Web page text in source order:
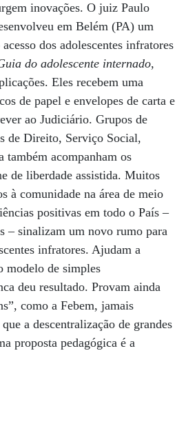
inovações. O juiz Paulo
em Belém (PA) um
dos adolescentes infratores
do adolescente internado,
Eles recebem uma
de papel e envelopes de carta e
ao Judiciário. Grupos de
de Direito, Serviço Social,
também acompanham os
de liberdade assistida. Muitos
à comunidade na área de meio
positivas em todo o País –
– sinalizam um novo rumo para
infratores. Ajudam a
modelo de simples
deu resultado. Provam ainda
como a Febem, jamais
a descentralização de grandes
proposta pedagógica é a